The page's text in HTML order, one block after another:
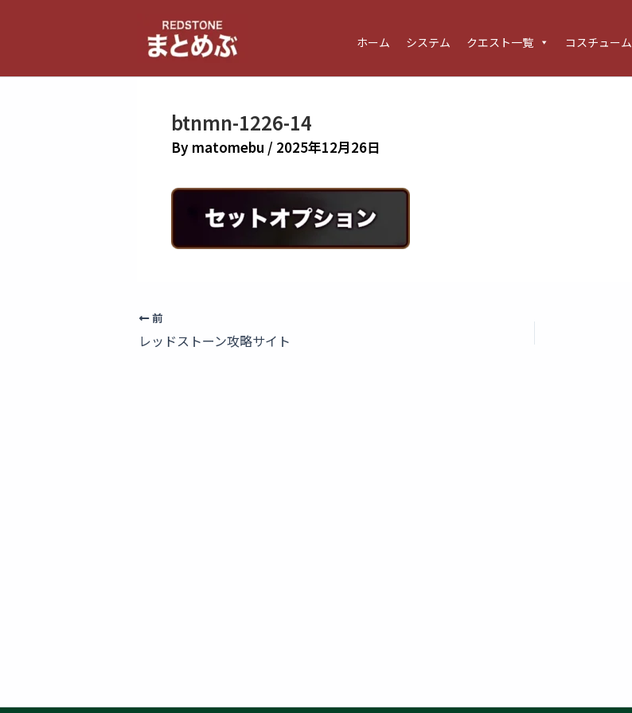
ス
ホーム システム クエスト一覧 コスチューム
btnmn-1226-14
By matomebu / 2025年12月26日
前
レッドストーン攻略サイト